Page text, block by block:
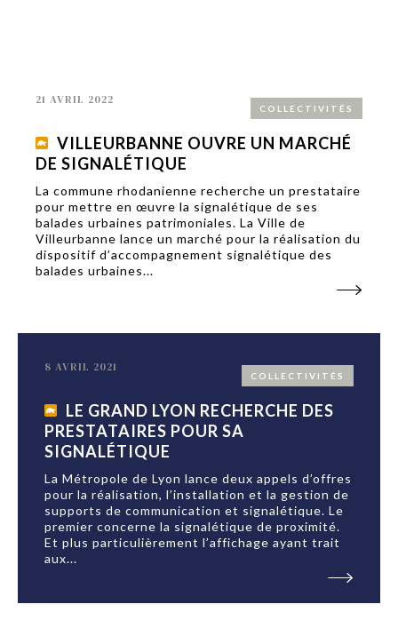
COLLECTIVITÉS
21 AVRIL 2022
VILLEURBANNE OUVRE UN MARCHÉ
DE SIGNALÉTIQUE
La commune rhodanienne recherche un prestataire
pour mettre en œuvre la signalétique de ses
balades urbaines patrimoniales. La Ville de
Villeurbanne lance un marché pour la réalisation du
dispositif d’accompagnement signalétique des
balades urbaines...
COLLECTIVITÉS
8 AVRIL 2021
LE GRAND LYON RECHERCHE DES
PRESTATAIRES POUR SA
SIGNALÉTIQUE
La Métropole de Lyon lance deux appels d’offres
pour la réalisation, l’installation et la gestion de
supports de communication et signalétique. Le
premier concerne la signalétique de proximité.
Et plus particulièrement l’affichage ayant trait
aux...